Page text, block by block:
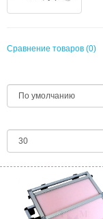
Сравнение товаров (0)